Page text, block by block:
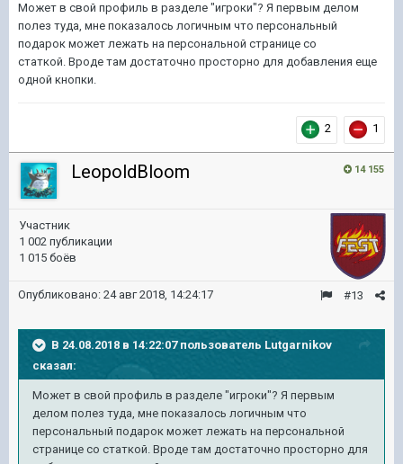
Может в свой профиль в разделе "игроки"? Я первым делом
полез туда, мне показалось логичным что персональный
подарок может лежать на персональной странице со
статкой. Вроде там достаточно просторно для добавления еще
одной кнопки.
2 1
14 155
LeopoldBloom
Участник
1 002 публикации
1 015 боёв
#13
Опубликовано: 24 авг 2018, 14:24:17
В 24.08.2018 в 14:22:07 пользователь Lutgarnikov
сказал:
Может в свой профиль в разделе "игроки"? Я первым
делом полез туда, мне показалось логичным что
персональный подарок может лежать на персональной
странице со статкой. Вроде там достаточно просторно для